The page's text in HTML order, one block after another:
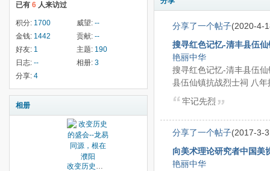
已有 6 人来访过
积分: 1700 威望:--
金钱: 1442 贡献:--
好友: 1 主题: 190
日志: -- 相册:3
分享: 4
相册
改变历史的盛会--龙易同源，根在濮阳
分享了一个帖子(2020-4-
搜寻红色记忆-清丰县伍
艳丽中华
搜寻红色记忆-清丰县伍
县伍仙镇抗战烈士祠 八
牢记先烈
分享了一个帖子(2017-3-
向美术理论研究者中国
艳丽中华